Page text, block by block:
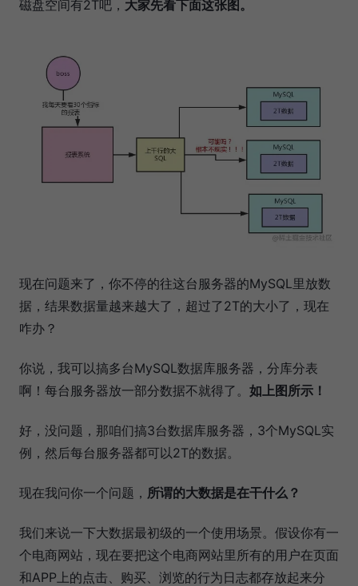
磁盘空间有2T吧， 大家先看下面这张图。
现在问题来了，你不停的往这台服务器的MySQL里放数
据，结果数据量越来越大了，超过了2T的大小了，现在
咋办？
你说，我可以搞多台MySQL数据库服务器，分库分表
啊！每台服务器放一部分数据不就得了。 如上图所示！
好，没问题，那咱们搞3台数据库服务器，3个MySQL实
例，然后每台服务器都可以2T的数据。
现在我问你一个问题， 所谓的大数据是在干什么？
我们来说一下大数据最初级的一个使用场景。假设你有一
个电商网站，现在要把这个电商网站里所有的用户在页面
和APP上的点击、购买、浏览的行为日志都存放起来分